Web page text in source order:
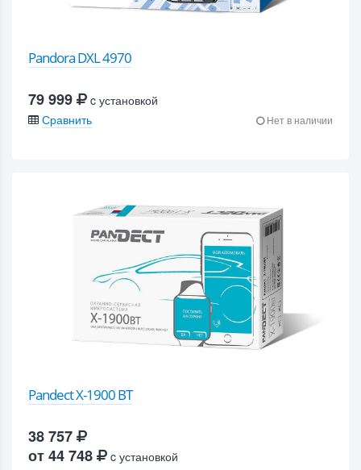
Pandora DXL 4970
79 999
c установкой
Сравнить
Нет в наличии
Pandect X-1900 BT
38 757
от 44 748
c установкой